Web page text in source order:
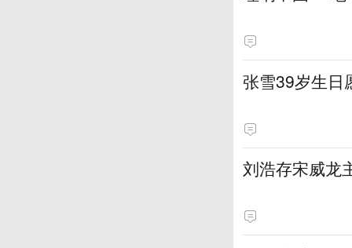
张雪39岁生日
刘浩存宋威龙